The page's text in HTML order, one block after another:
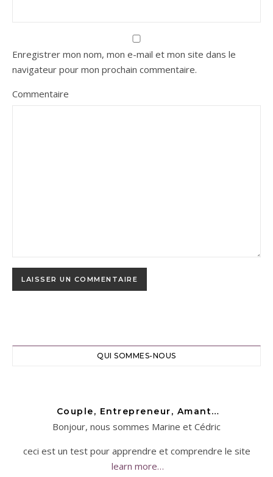
Enregistrer mon nom, mon e-mail et mon site dans le
navigateur pour mon prochain commentaire.
Commentaire
QUI SOMMES-NOUS
Couple, Entrepreneur, Amant…
Bonjour, nous sommes Marine et Cédric
ceci est un test pour apprendre et comprendre le site
learn more…